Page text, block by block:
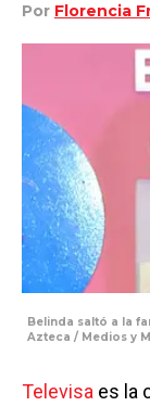
Por Florencia
Belinda saltó a la
Azteca / Medios y
Televisa es la